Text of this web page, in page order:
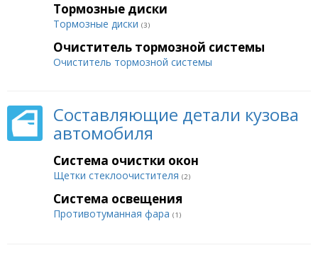
Тормозные диски
Тормозные диски (3)
Очиститель тормозной системы
Очиститель тормозной системы
Составляющие детали кузова
автомобиля
Система очистки окон
Щетки стеклоочистителя (2)
Система освещения
Противотуманная фара (1)